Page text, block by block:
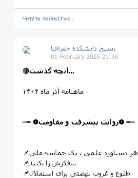
Читать полностью…
بسیج دانشکده‌ جغرافیا
01 February 2026 21:36
🔴 آنچه گذشت...
ماهنامه آذر ماه ۱۴۰۴
┈┅ ❁روایت پیشرفت و مقاومت❁ ┅┈
📌هر دستاورد علمی ، یک‌ حماسه ملی
📌فکرش را بکنید...
📌طلوع و غروب نهضتی برای استقلال